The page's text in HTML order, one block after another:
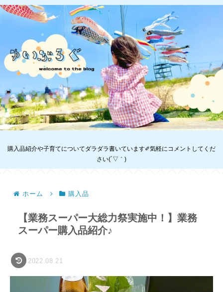
購入品紹介や子育てについてダラダラ書いています✐気軽にコメントしてくだ
さい(´▽｀)
ホーム 購入品
【業務スーパー大総力祭実施中！】業務
スーパー購入品紹介♪
2022.08.21